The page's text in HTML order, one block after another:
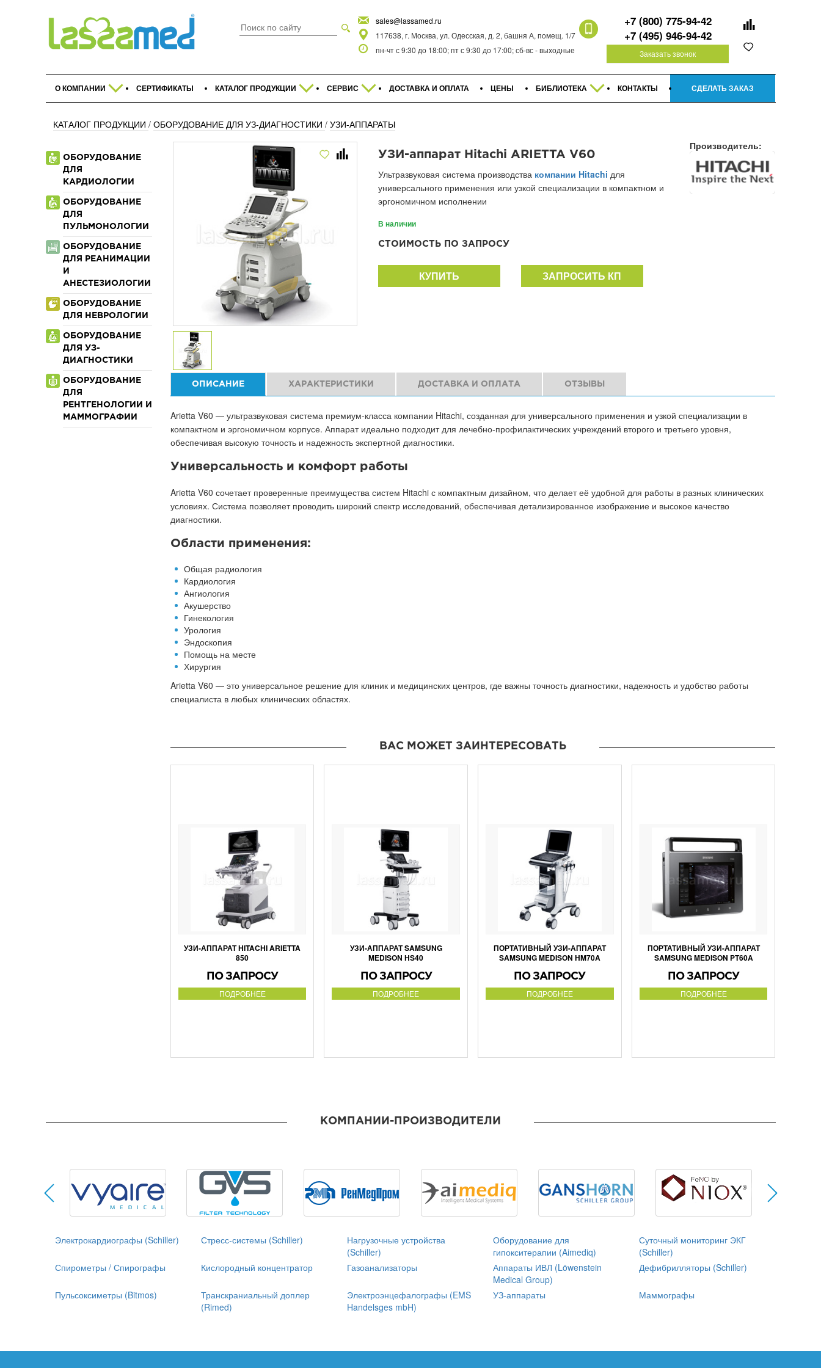
sales@lassamed.ru
117638, г. Москва, ул. Одесская, д. 2, башня А, помещ. 1/7
пн-чт с 9:30 до 18:00; пт с 9:30 до 17:00; сб-вс - выходные
+7 (800) 775-94-42
+7 (495) 946-94-42
Заказать звонок
О КОМПАНИИ СЕРТИФИКАТЫ КАТАЛОГ ПРОДУКЦИИ СЕРВИС ДОСТАВКА И ОПЛАТА ЦЕНЫ БИБЛИОТЕКА КОНТАКТЫ СДЕЛАТЬ ЗАКАЗ
КАТАЛОГ ПРОДУКЦИИ / ОБОРУДОВАНИЕ ДЛЯ УЗ-ДИАГНОСТИКИ / УЗИ-АППАРАТЫ
ОБОРУДОВАНИЕ
ДЛЯ
КАРДИОЛОГИИ
ОБОРУДОВАНИЕ
ДЛЯ
ПУЛЬМОНОЛОГИИ
ОБОРУДОВАНИЕ
ДЛЯ РЕАНИМАЦИИ
И
АНЕСТЕЗИОЛОГИИ
ОБОРУДОВАНИЕ
ДЛЯ НЕВРОЛОГИИ
ОБОРУДОВАНИЕ
ДЛЯ УЗ-
ДИАГНОСТИКИ
ОБОРУДОВАНИЕ
ДЛЯ
РЕНТГЕНОЛОГИИ И
МАММОГРАФИИ
УЗИ-аппарат Hitachi ARIETTA V60
Ультразвуковая система производства компании Hitachi для
универсального применения или узкой специализации в компактном и
эргономичном исполнении
В наличии
СТОИМОСТЬ ПО ЗАПРОСУ
КУПИТЬ ЗАПРОСИТЬ КП
Производитель:
ОПИСАНИЕ ХАРАКТЕРИСТИКИ ДОСТАВКА И ОПЛАТА ОТЗЫВЫ
Arietta V60 — ультразвуковая система премиум-класса компании Hitachi, созданная для универсального применения и узкой специализации в
компактном и эргономичном корпусе. Аппарат идеально подходит для лечебно-профилактических учреждений второго и третьего уровня,
обеспечивая высокую точность и надежность экспертной диагностики.
Универсальность и комфорт работы
Arietta V60 сочетает проверенные преимущества систем Hitachi с компактным дизайном, что делает её удобной для работы в разных клинических
условиях. Система позволяет проводить широкий спектр исследований, обеспечивая детализированное изображение и высокое качество
диагностики.
Области применения:
Общая радиология
Кардиология
Ангиология
Акушерство
Гинекология
Урология
Эндоскопия
Помощь на месте
Хирургия
Arietta V60 — это универсальное решение для клиник и медицинских центров, где важны точность диагностики, надежность и удобство работы
специалиста в любых клинических областях.
ВАС МОЖЕТ ЗАИНТЕРЕСОВАТЬ
УЗИ-АППАРАТ HITACHI ARIETTA
850
ПО ЗАПРОСУ
ПОДРОБНЕЕ
УЗИ-АППАРАТ SAMSUNG
MEDISON HS40
ПО ЗАПРОСУ
ПОДРОБНЕЕ
ПОРТАТИВНЫЙ УЗИ-АППАРАТ
SAMSUNG MEDISON HM70A
ПО ЗАПРОСУ
ПОДРОБНЕЕ
ПОРТАТИВНЫЙ УЗИ-АППАРАТ
SAMSUNG MEDISON PT60A
ПО ЗАПРОСУ
ПОДРОБНЕЕ
КОМПАНИИ-ПРОИЗВОДИТЕЛИ
Электрокардиографы (Schiller) Стресс-системы (Schiller)
Нагрузочные устройства
(Schiller)
Оборудование для
гипокситерапии (Aimediq)
Суточный мониторинг ЭКГ
(Schiller)
Спирометры / Спирографы
Кислородный концентратор Газоанализаторы
Аппараты ИВЛ (Löwenstein
Medical Group)
Дефибрилляторы (Schiller)
Пульсоксиметры (Bitmos)
Транскраниальный доплер
(Rimed)
Электроэнцефалографы (EMS
Handelsges mbH)
УЗ-аппараты Маммографы